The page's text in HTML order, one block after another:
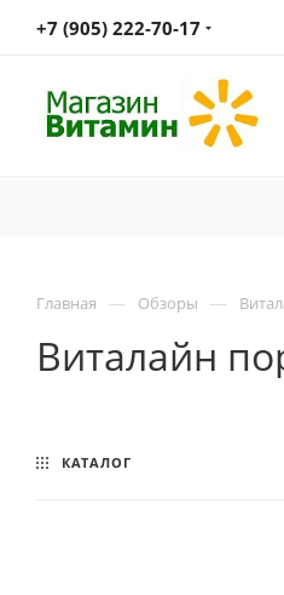
+7 (905) 222-70-17
Главная — Обзоры —
Виталайн
КАТАЛОГ